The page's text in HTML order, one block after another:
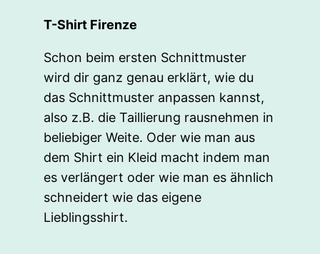
T-Shirt Firenze
Schon beim ersten Schnittmuster
wird dir ganz genau erklärt, wie du
das Schnittmuster anpassen kannst,
also z.B. die Taillierung rausnehmen in
beliebiger Weite. Oder wie man aus
dem Shirt ein Kleid macht indem man
es verlängert oder wie man es ähnlich
schneidert wie das eigene
Lieblingsshirt.